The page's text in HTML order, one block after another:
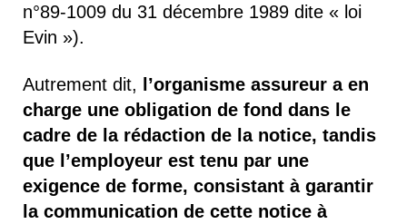
n°89-1009 du 31 décembre 1989 dite « loi
Evin »).
Autrement dit, l’organisme assureur a en
charge une obligation de fond dans le
cadre de la rédaction de la notice, tandis
que l’employeur est tenu par une
exigence de forme, consistant à garantir
la communication de cette notice à